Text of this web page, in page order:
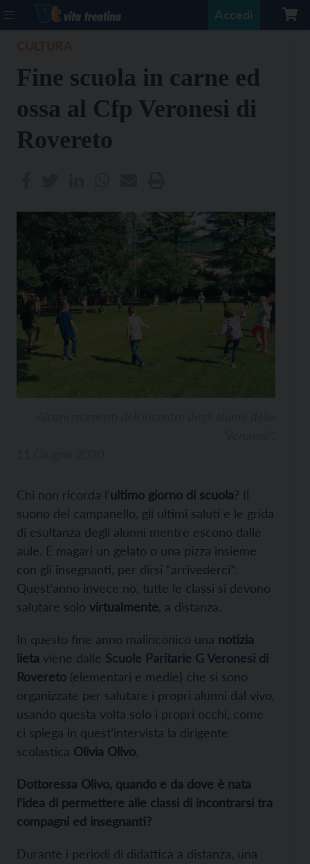
Accedi
Fine scuola in carne ed
ossa al Cfp Veronesi di
Rovereto
Chi non ricorda l’ultimo giorno di scuola? Il
suono del campanello, gli ultimi saluti e le grida
di esultanza degli alunni mentre escono dalle
aule. E magari un gelato o una pizza insieme
con gli insegnanti, per dirsi “arrivederci”.
Quest’anno invece no, tutte le classi si devono
salutare solo virtualmente , a distanza.
In questo fine anno malinconico una notizia
lieta viene dalle Scuole Paritarie G Veronesi di
Rovereto (elementari e medie) che si sono
organizzate per salutare i propri alunni dal vivo,
usando questa volta solo i propri occhi, come
ci spiega in quest’intervista la dirigente
scolastica Olivia Olivo.
Dottoressa Olivo, quando e da dove è nata
l’idea di permettere alle classi di incontrarsi tra
compagni ed insegnanti?
Durante i periodi di didattica a distanza, una